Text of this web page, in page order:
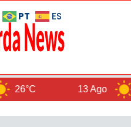
13 Ago 26°C
PT ES